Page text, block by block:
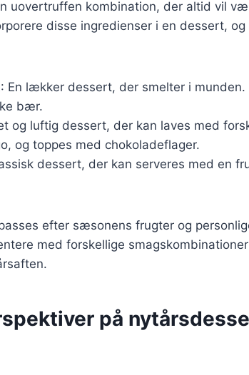
uovertruffen kombination, der altid vil
disse ingredienser i en dessert,
: En lækker dessert, der smelter i munden.
bær.
og luftig dessert, der kan laves med
og toppes med chokoladeflager.
dessert, der kan serveres med en
efter sæsonens frugter og
med forskellige
på